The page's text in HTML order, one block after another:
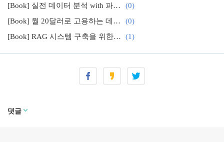
[Book] 실전 데이터 분석 with 파이썬
(0)
[Book] 월 20달러로 고용하는 데이터 분석가 with 챗GPT
(0)
[Book] RAG 시스템 구축을 위한 랭체인 실전 가이드
(1)
[Book] 챗GPT 제대로 써먹기 (2)
[Book] 이미지 처리 바이블
(1)
댓글